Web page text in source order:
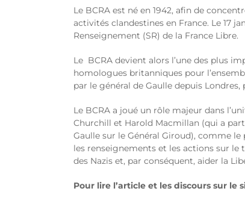
Le BCRA est né en 1942, afin de
activités clandestines en France. Le 17
Renseignement (SR) de la France Libre.
Le BCRA devient alors l’une des plus
homologues britanniques pour
par le général de Gaulle depuis Londres,
Le BCRA a joué un rôle majeur dans
Churchill et Harold Macmillan (qui a
Gaulle sur le Général Giroud), comme
les renseignements et les actions sur
des Nazis et, par conséquent, aider la
Pour lire l’article et les discours sur le